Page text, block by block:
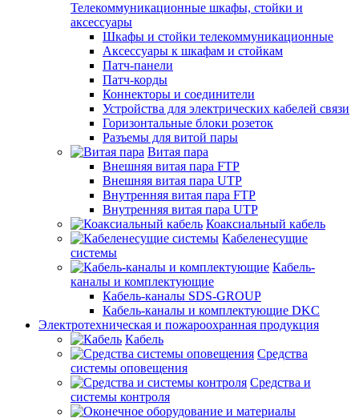
Телекоммуникационные шкафы, стойки и
аксессуары
Шкафы и стойки телекоммуникационные
Аксессуары к шкафам и стойкам
Патч-панели
Патч-корды
Коннекторы и соединители
Устройства для электрических кабелей связи
Горизонтальные блоки розеток
Разъемы для витой пары
Витая пара
Внешняя витая пара FTP
Внешняя витая пара UTP
Внутренняя витая пара FTP
Внутренняя витая пара UTP
Коаксиальный кабель
Кабеленесущие
системы
Кабель-
каналы и комплектующие
Кабель-каналы SDS-GROUP
Кабель-каналы и комплектующие DKC
Электротехническая и пожароохранная продукция
Кабель
Средства
системы оповещения
Средства и
системы контроля